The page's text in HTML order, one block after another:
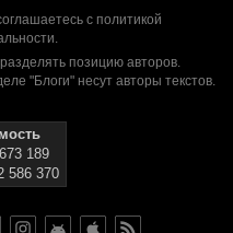
с политикой
.
позицию авторов.
"Блоги" несут авторы текстов.
673 189
586 370